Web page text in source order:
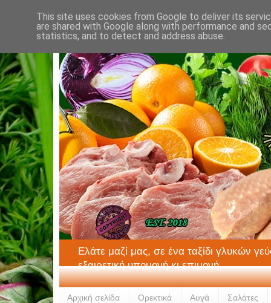
Ελάτε μαζί μας, σε ένα ταξίδι γλυκών
εξαιρετική υπομονή κι επιμονή.
Αρχική σελίδα Ορεκτικά Αυγά Σαλάτες
This site uses cookies from Google to deliver its
are shared with Google along with performance and
statistics, and to detect and address abuse.